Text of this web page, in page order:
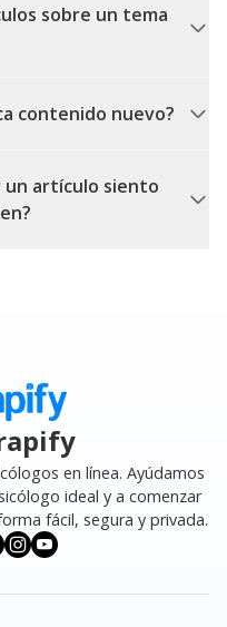
sobre un tema
contenido nuevo?
un artículo siento
en línea. Ayúdamos
ideal y a comenzar
fácil, segura y privada.